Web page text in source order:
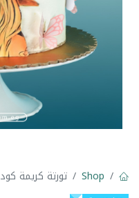
Shop تورتة كريمة كود 168